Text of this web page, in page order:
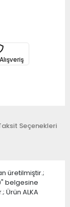
Seçenekleri
üretilmiştir.;
belgesine
Ürün ALKA